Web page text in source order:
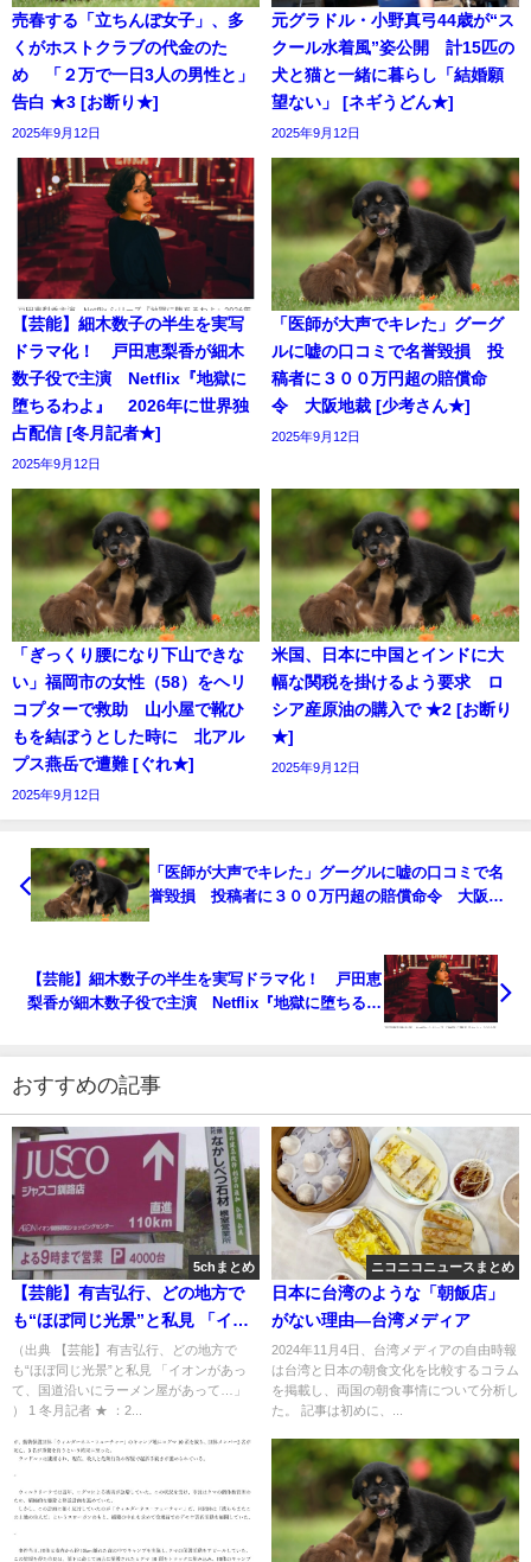
売春する「立ちんぼ女子」、多
くがホストクラブの代金のた
め 「２万で一日3人の男性と」
告白 ★3 [お断り★]
2025年9月12日
元グラドル・小野真弓44歳が“ス
クール水着風”姿公開 計15匹の
犬と猫と一緒に暮らし「結婚願
望ない」 [ネギうどん★]
2025年9月12日
【芸能】細木数子の半生を実写
ドラマ化！ 戸田恵梨香が細木
数子役で主演 Netflix『地獄に
堕ちるわよ』 2026年に世界独
占配信 [冬月記者★]
2025年9月12日
「医師が大声でキレた」グーグ
ルに嘘の口コミで名誉毀損 投
稿者に３００万円超の賠償命
令 大阪地裁 [少考さん★]
2025年9月12日
「ぎっくり腰になり下山できな
い」福岡市の女性（58）をヘリ
コプターで救助 山小屋で靴ひ
もを結ぼうとした時に 北アル
プス燕岳で遭難 [ぐれ★]
2025年9月12日
米国、日本に中国とインドに大
幅な関税を掛けるよう要求 ロ
シア産原油の購入で ★2 [お断り
★]
2025年9月12日
「医師が大声でキレた」グーグルに嘘の口コミで名
誉毀損 投稿者に３００万円超の賠償命令 大阪地
【芸能】細木数子の半生を実写ドラマ化！ 戸田恵
梨香が細木数子役で主演 Netflix『地獄に堕ちるわ
おすすめの記事
5chまとめ
【芸能】有吉弘行、どの地方で
も“ほぼ同じ光景”と私見 「イオ
ンがあって、国道沿いにラーメ
ン屋があって…」 [冬月記者★]
（出典 【芸能】有吉弘行、どの地方で
も“ほぼ同じ光景”と私見 「イオンがあっ
て、国道沿いにラーメン屋があって…」
） 1 冬月記者 ★ ：2...
ニコニコニュースまとめ
日本に台湾のような「朝飯店」
がない理由―台湾メディア
2024年11月4日、台湾メディアの自由時報
は台湾と日本の朝食文化を比較するコラム
を掲載し、両国の朝食事情について分析し
た。 記事は初めに、...